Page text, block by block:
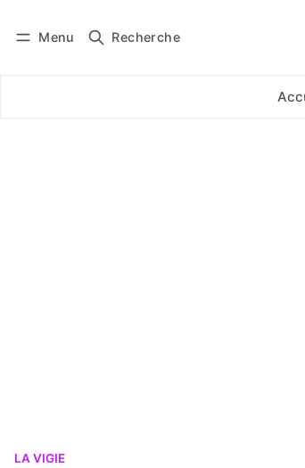
Menu Recherche
Se connecter
LA VIGIE